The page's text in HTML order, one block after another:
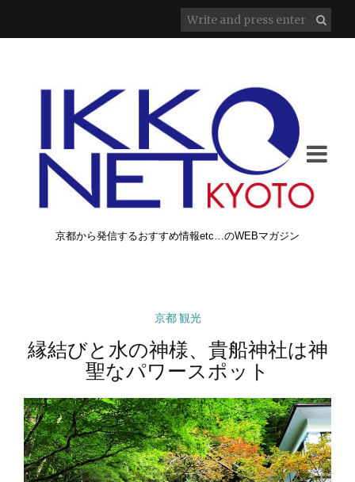
京都から発信するおすすめ情報etc…のWEBマガジン
京都 観光
縁結びと水の神様、貴船神社は神
聖なパワースポット